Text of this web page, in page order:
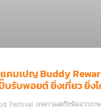
คมเปญ Buddy
บรับพอยต์ ยิ่งเที่ยว ยิ่ง
Festival เทศกาลสตรีทฟู้ดจากภา